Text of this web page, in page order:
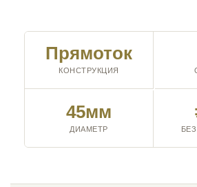
Прямо­ток
КОНСТРУКЦИЯ
45мм
ДИАМЕТР